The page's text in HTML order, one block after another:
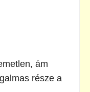
ám
része a